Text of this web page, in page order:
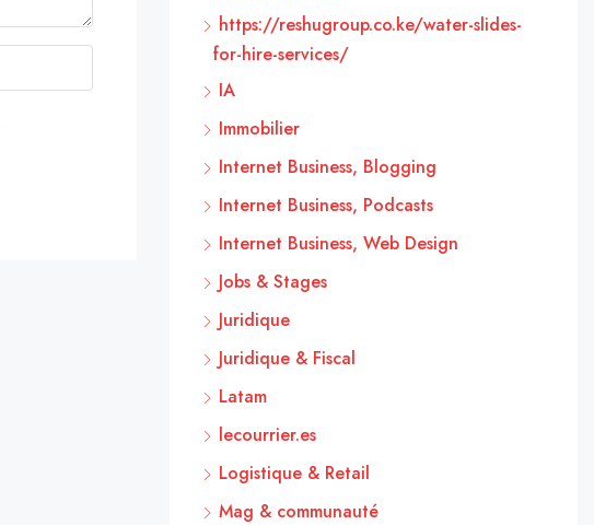
https://reshugroup.co.ke/water-slides-
for-hire-services/
IA
Immobilier
Internet Business, Blogging
Internet Business, Podcasts
Internet Business, Web Design
Jobs & Stages
Juridique
Juridique & Fiscal
Latam
lecourrier.es
Logistique & Retail
Mag & communauté